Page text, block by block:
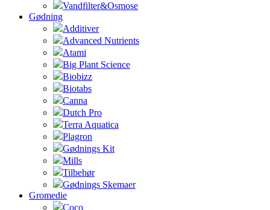
Vandfilter&Osmose
Gødning
Additiver
Advanced Nutrients
Atami
Big Plant Science
Biobizz
Biotabs
Canna
Dutch Pro
Terra Aquatica
Plagron
Gødnings Kit
Mills
Tilbehør
Gødnings Skemaer
Gromedie
Coco